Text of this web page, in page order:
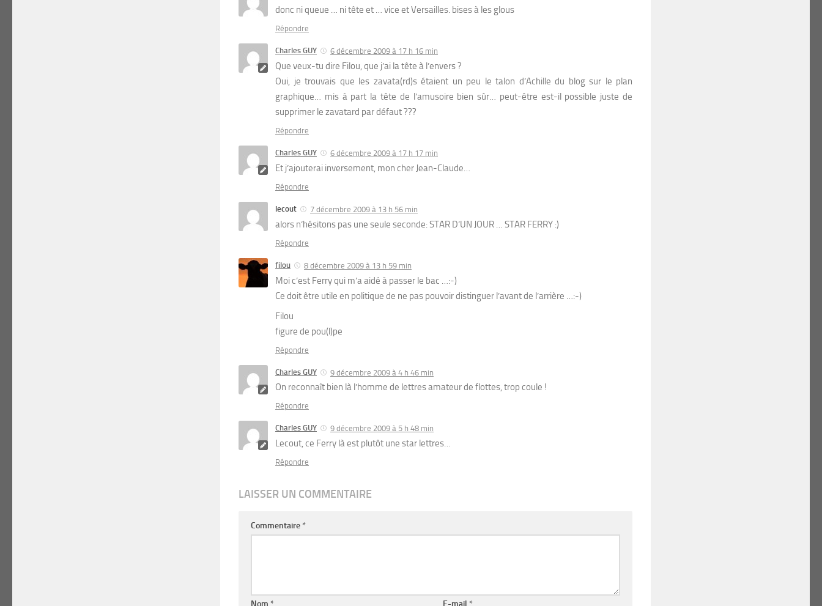
donc ni queue … ni tête et … vice et Versailles. bises à les glous
Répondre
Charles GUY 6 décembre 2009 à 17 h 16 min
Que veux-tu dire Filou, que j’ai la tête à l’envers ?
Oui, je trouvais que les zavata(rd)s étaient un peu le talon d’Achille du blog sur le plan
graphique… mis à part la tête de l’amusoire bien sûr… peut-être est-il possible juste de
supprimer le zavatard par défaut ???
Répondre
Charles GUY 6 décembre 2009 à 17 h 17 min
Et j’ajouterai inversement, mon cher Jean-Claude…
Répondre
lecout 7 décembre 2009 à 13 h 56 min
alors n’hésitons pas une seule seconde: STAR D’UN JOUR … STAR FERRY :)
Répondre
filou 8 décembre 2009 à 13 h 59 min
Moi c’est Ferry qui m’a aidé à passer le bac …:-)
Ce doit être utile en politique de ne pas pouvoir distinguer l’avant de l’arrière …:-)
Filou
figure de pou(l)pe
Répondre
Charles GUY 9 décembre 2009 à 4 h 46 min
On reconnaît bien là l’homme de lettres amateur de flottes, trop coule !
Répondre
Charles GUY 9 décembre 2009 à 5 h 48 min
Lecout, ce Ferry là est plutôt une star lettres…
Répondre
LAISSER UN COMMENTAIRE
Commentaire *